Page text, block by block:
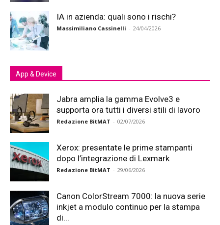
IA in azienda: quali sono i rischi?
Massimiliano Cassinelli - 24/04/2026
App & Device
Jabra amplia la gamma Evolve3 e
supporta ora tutti i diversi stili di lavoro
Redazione BitMAT - 02/07/2026
Xerox: presentate le prime stampanti
dopo l’integrazione di Lexmark
Redazione BitMAT - 29/06/2026
Canon ColorStream 7000: la nuova serie
inkjet a modulo continuo per la stampa
di...